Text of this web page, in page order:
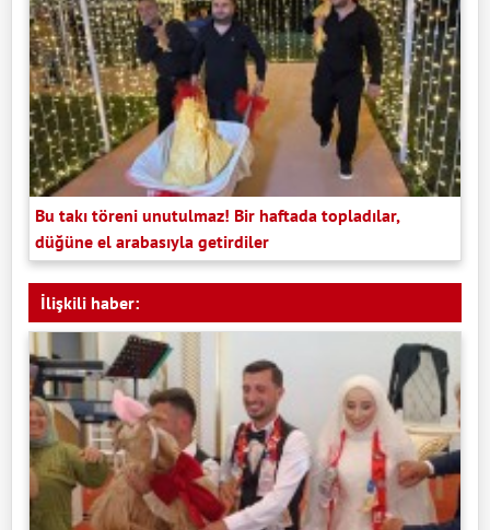
Bu takı töreni unutulmaz! Bir haftada topladılar,
düğüne el arabasıyla getirdiler
İlişkili haber: